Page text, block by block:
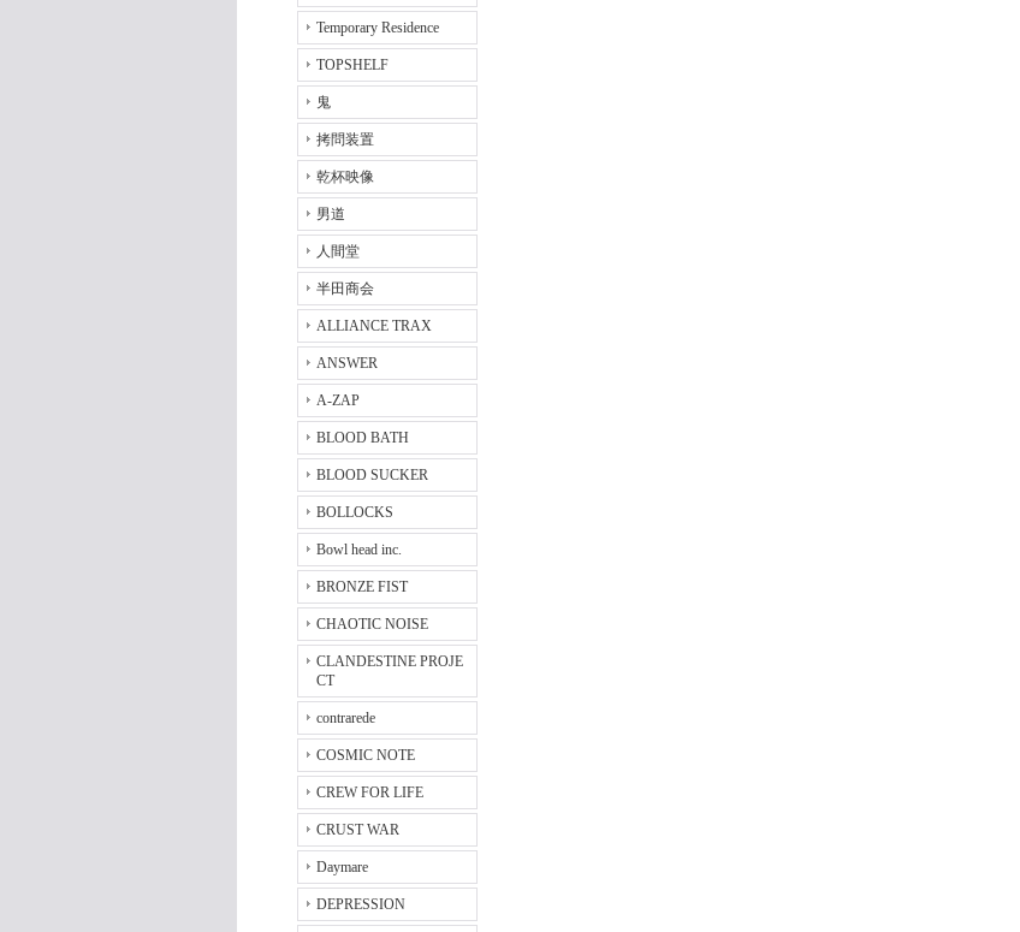
Temporary Residence
TOPSHELF
鬼
拷問装置
乾杯映像
男道
人間堂
半田商会
ALLIANCE TRAX
ANSWER
A-ZAP
BLOOD BATH
BLOOD SUCKER
BOLLOCKS
Bowl head inc.
BRONZE FIST
CHAOTIC NOISE
CLANDESTINE PROJE
CT
contrarede
COSMIC NOTE
CREW FOR LIFE
CRUST WAR
Daymare
DEPRESSION